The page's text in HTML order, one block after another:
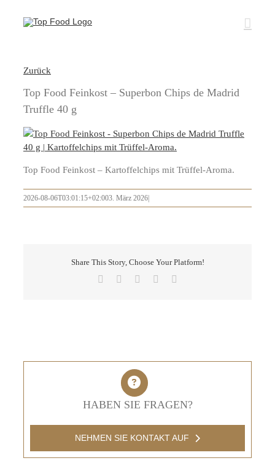
Inhalt
Zurück
Top Food Feinkost – Superbon Chips de Madrid
Truffle 40 g
Top Food Feinkost – Kartoffelchips mit Trüffel-Aroma.
2026-08-06T03:01:15+02:003. März 2026
Share This Story, Choose Your Platform!
Facebook LinkedInPinterest
HABEN SIE FRAGEN?
NEHMEN SIE KONTAKT AUF